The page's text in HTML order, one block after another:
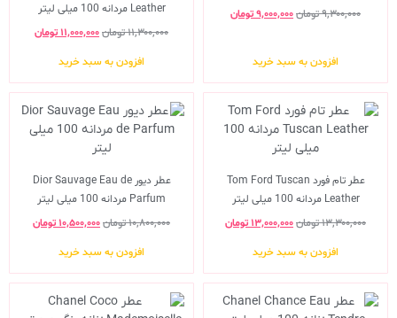
۹,۳۰۰,۰۰۰تومان۹,۰۰۰,۰۰۰تومان
افزودن به سبد خرید
Leather مردانه 100 میلی لیتر
۱۱,۳۰۰,۰۰۰تومان۱۱,۰۰۰,۰۰۰ تومان
افزودن به سبد خرید
عطر تام فورد Tom Ford Tuscan
Leather مردانه 100 میلی لیتر
۱۳,۳۰۰,۰۰۰تومان۱۳,۰۰۰,۰۰۰ تومان
افزودن به سبد خرید
عطر دیور Dior Sauvage Eau de
Parfum مردانه 100 میلی لیتر
۱۰,۸۰۰,۰۰۰تومان۱۰,۵۰۰,۰۰۰ تومان
افزودن به سبد خرید